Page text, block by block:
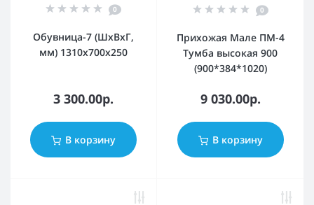
0
Обувница-7 (ШхВхГ,
мм) 1310х700х250
3 300.00р.
В корзину
0
Прихожая Мале ПМ-4
Тумба высокая 900
(900*384*1020)
9 030.00р.
В корзину